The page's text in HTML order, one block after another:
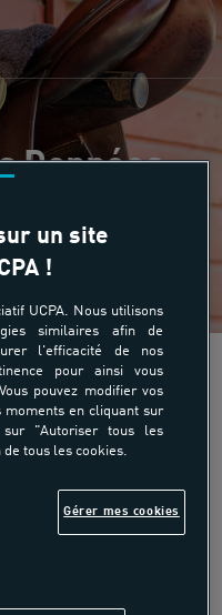
Données
ou partielle de ce
générale,
animées ou non),
ce soit, sans
de notre part
de la Propriété
à la
de limitation du
un site
!
UCPA. Nous utilisons
similaires afin de
l'efficacité de nos
pour ainsi vous
pouvez modifier vos
moments en cliquant sur
"Autoriser tous les
tous les cookies.
Gérer mes cookies